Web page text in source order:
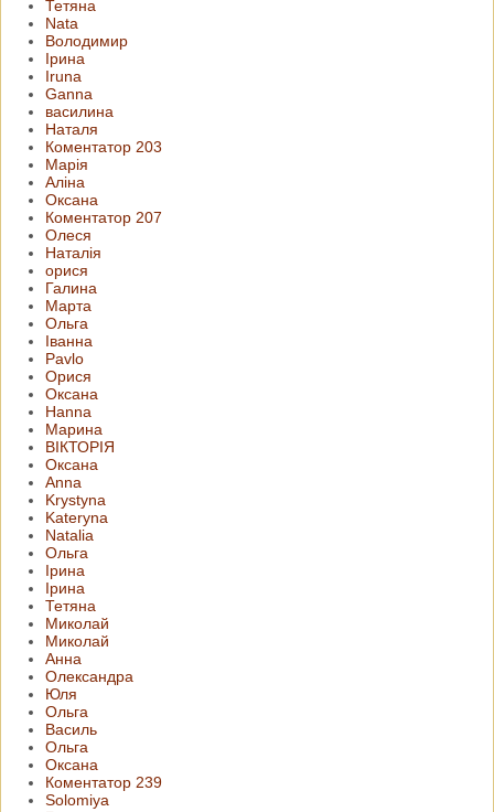
Тетяна
Nata
Володимир
Ірина
Iruna
Ganna
василина
Наталя
Коментатор 203
Марія
Аліна
Оксана
Коментатор 207
Oлеся
Наталія
орися
Галина
Марта
Ольга
Іванна
Pavlo
Орися
Оксана
Hanna
Марина
ВІКТОРІЯ
Оксана
Anna
Krystyna
Kateryna
Natalia
Ольга
Ірина
Ірина
Тетяна
Миколай
Миколай
Анна
Олександра
Юля
Ольга
Василь
Ольга
Оксана
Коментатор 239
Solomiya